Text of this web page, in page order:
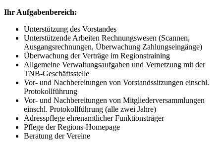
Ihr Aufgabenbereich:
Unterstützung des Vorstandes
Unterstützende Arbeiten Rechnungswesen (Scannen,
Ausgangsrechnungen, Überwachung Zahlungseingänge)
Überwachung der Verträge im Regionstraining
Allgemeine Verwaltungsaufgaben und Vernetzung mit der
TNB-Geschäftsstelle
Vor- und Nachbereitungen von Vorstandssitzungen einschl.
Protokollführung
Vor- und Nachbereitungen von Mitgliederversammlungen
einschl. Protokollführung (alle zwei Jahre)
Adresspflege ehrenamtlicher Funktionsträger
Pflege der Regions-Homepage
Beratung der Vereine